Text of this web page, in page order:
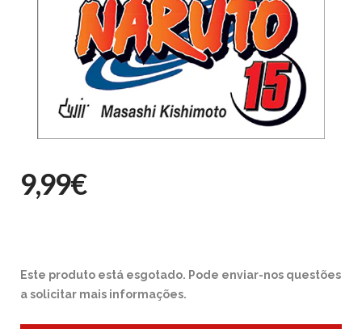
9,99€
Este produto está esgotado. Pode enviar-nos questões
a solicitar mais informações.